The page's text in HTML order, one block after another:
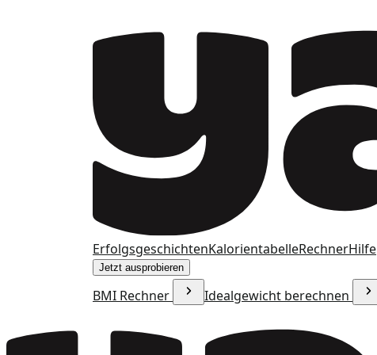
ErfolgsgeschichtenKalorientabelleRechnerHilfe
Jetzt ausprobieren
BMI Rechner Idealgewicht berechnen